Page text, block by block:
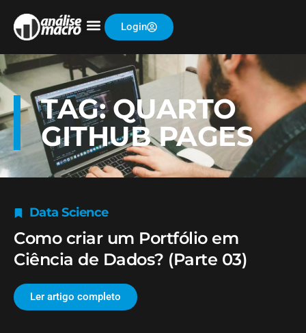
Login
TAG: QUARTO
GITHUB PAGES
Data Science
Como criar um Portfólio em
Ciência de Dados? (Parte 03)
Ler artigo completo